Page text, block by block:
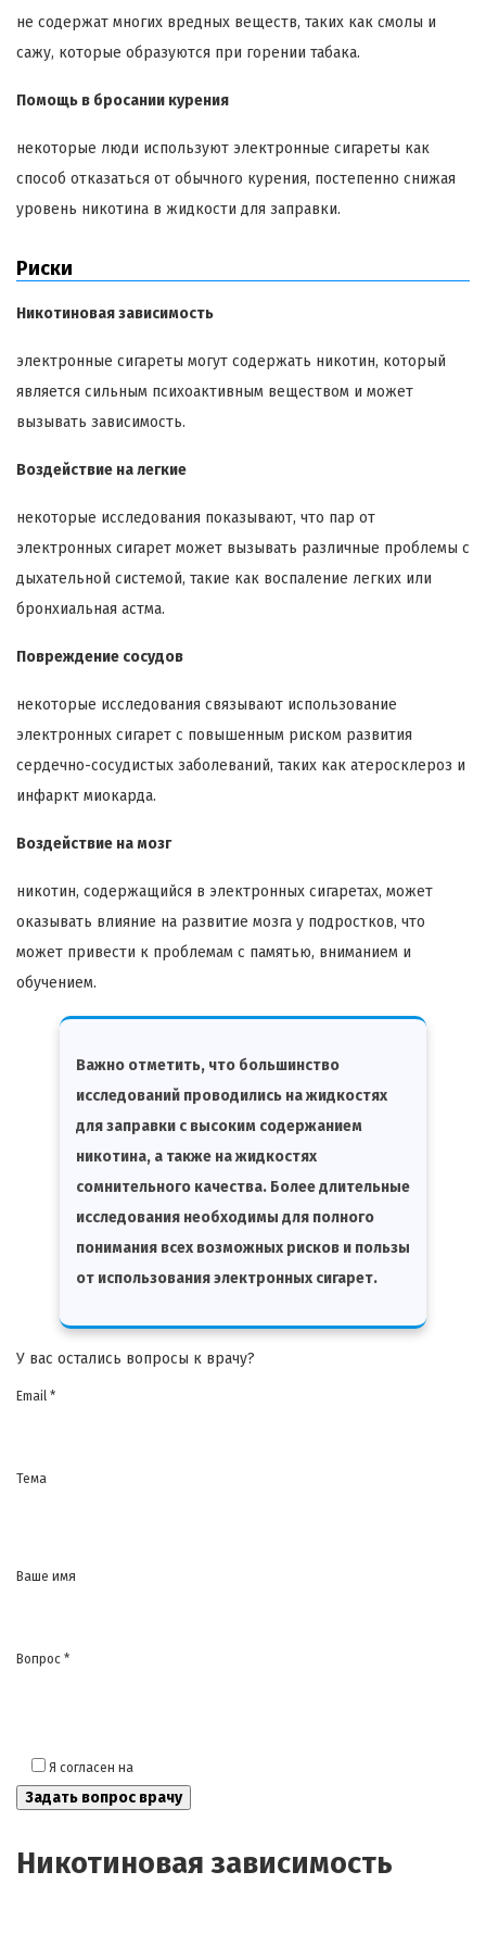
не содержат многих вредных веществ, таких как смолы и
сажу, которые образуются при горении табака.
Помощь в бросании курения
некоторые люди используют электронные сигареты как
способ отказаться от обычного курения, постепенно снижая
уровень никотина в жидкости для заправки.
Риски
Никотиновая зависимость
электронные сигареты могут содержать никотин, который
является сильным психоактивным веществом и может
вызывать зависимость.
Воздействие на легкие
некоторые исследования показывают, что пар от
электронных сигарет может вызывать различные проблемы с
дыхательной системой, такие как воспаление легких или
бронхиальная астма.
Повреждение сосудов
некоторые исследования связывают использование
электронных сигарет с повышенным риском развития
сердечно-сосудистых заболеваний, таких как атеросклероз и
инфаркт миокарда.
Воздействие на мозг
никотин, содержащийся в электронных сигаретах, может
оказывать влияние на развитие мозга у подростков, что
может привести к проблемам с памятью, вниманием и
обучением.
Важно отметить, что большинство
исследований проводились на жидкостях
для заправки с высоким содержанием
никотина, а также на жидкостях
сомнительного качества. Более длительные
исследования необходимы для полного
понимания всех возможных рисков и пользы
от использования электронных сигарет.
У вас остались вопросы к врачу?
Email *
Тема
Ваше имя
Вопрос *
Я согласен на
Никотиновая зависимость